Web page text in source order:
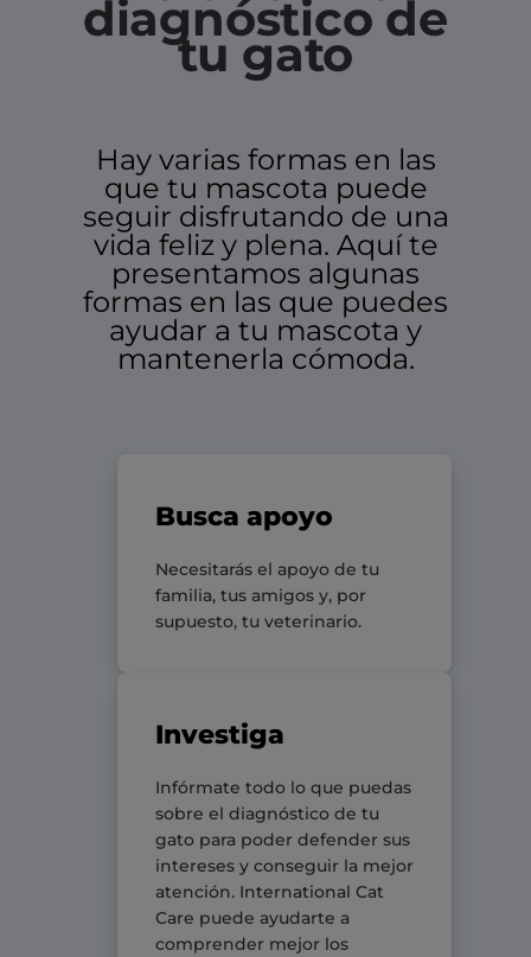
diagnóstico de
tu gato
Hay varias formas en las
que tu mascota puede
seguir disfrutando de una
vida feliz y plena. Aquí te
presentamos algunas
formas en las que puedes
ayudar a tu mascota y
mantenerla cómoda.
Busca apoyo
Necesitarás el apoyo de tu
familia, tus amigos y, por
supuesto, tu veterinario.
Investiga
Infórmate todo lo que puedas
sobre el diagnóstico de tu
gato para poder defender sus
intereses y conseguir la mejor
atención. International Cat
Care puede ayudarte a
comprender mejor los